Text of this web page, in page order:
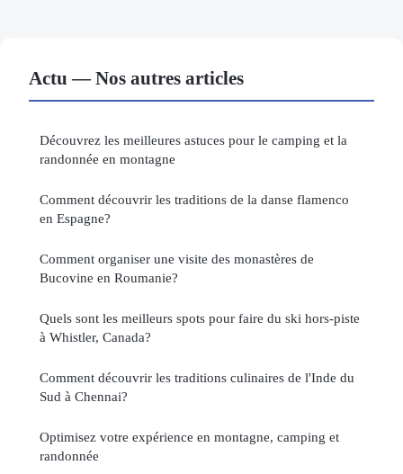
Actu — Nos autres articles
Découvrez les meilleures astuces pour le camping et la
randonnée en montagne
Comment découvrir les traditions de la danse flamenco
en Espagne?
Comment organiser une visite des monastères de
Bucovine en Roumanie?
Quels sont les meilleurs spots pour faire du ski hors-piste
à Whistler, Canada?
Comment découvrir les traditions culinaires de l'Inde du
Sud à Chennai?
Optimisez votre expérience en montagne, camping et
randonnée